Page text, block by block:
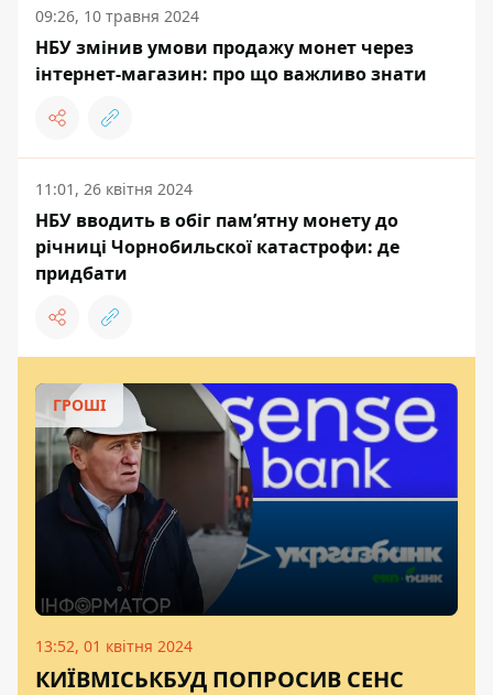
09:26, 10 травня 2024
НБУ змінив умови продажу монет через
інтернет-магазин: про що важливо знати
11:01, 26 квітня 2024
НБУ вводить в обіг пам’ятну монету до
річниці Чорнобильскої катастрофи: де
придбати
ГРОШІ
13:52, 01 квітня 2024
КИЇВМІСЬКБУД ПОПРОСИВ СЕНС